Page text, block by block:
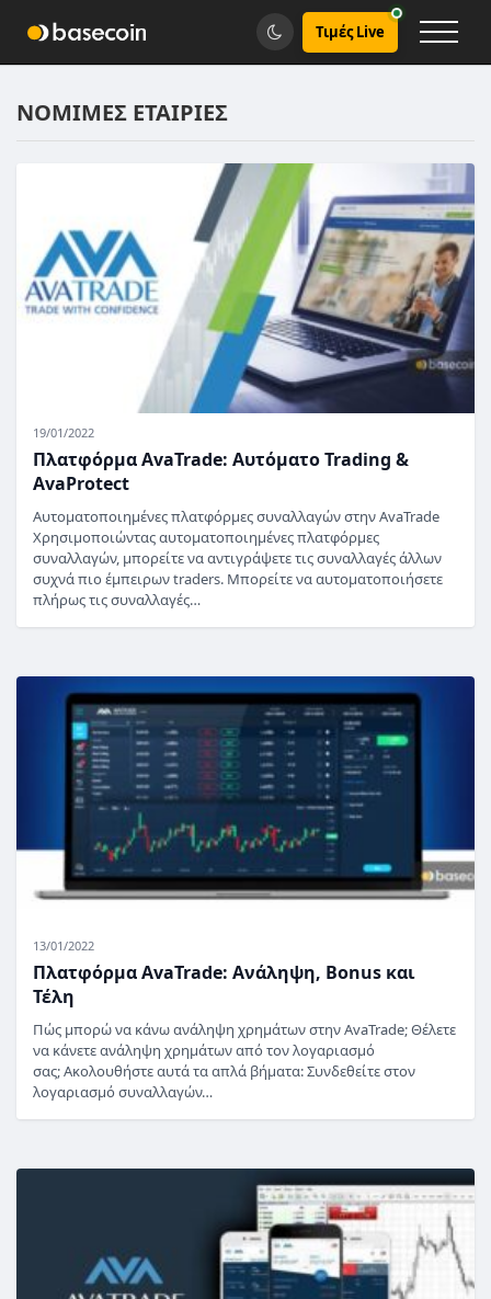
Τιμές Live
ΝΟΜΙΜΕΣ ΕΤΑΙΡΙΕΣ
19/01/2022
Πλατφόρμα AvaTrade: Αυτόματο Trading &
AvaProtect
Αυτοματοποιημένες πλατφόρμες συναλλαγών στην AvaTrade
Χρησιμοποιώντας αυτοματοποιημένες πλατφόρμες
συναλλαγών, μπορείτε να αντιγράψετε τις συναλλαγές άλλων
συχνά πιο έμπειρων traders. Μπορείτε να αυτοματοποιήσετε
πλήρως τις συναλλαγές…
13/01/2022
Πλατφόρμα AvaTrade: Ανάληψη, Bonus και
Τέλη
Πώς μπορώ να κάνω ανάληψη χρημάτων στην AvaTrade; Θέλετε
να κάνετε ανάληψη χρημάτων από τον λογαριασμό
σας; Ακολουθήστε αυτά τα απλά βήματα: Συνδεθείτε στον
λογαριασμό συναλλαγών…